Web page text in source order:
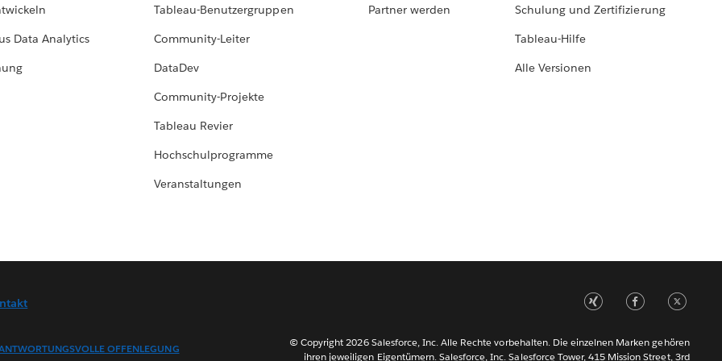
Data Analytics
Tableau-Benutzergruppen
Community-Leiter
DataDev
Community-Projekte
Tableau Revier
Hochschulprogramme
Veranstaltungen
Partner werden
Schulung und Zertifizierung
Tableau-Hilfe
Alle Versionen
OFFENLEGUNG
© Copyright 2026 Salesforce, Inc. Alle Rechte vorbehalten. Die einzelnen Marken gehören
ihren jeweiligen Eigentümern. Salesforce, Inc. Salesforce Tower, 415 Mission Street, 3rd